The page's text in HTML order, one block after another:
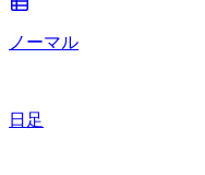
ノーマル
日足